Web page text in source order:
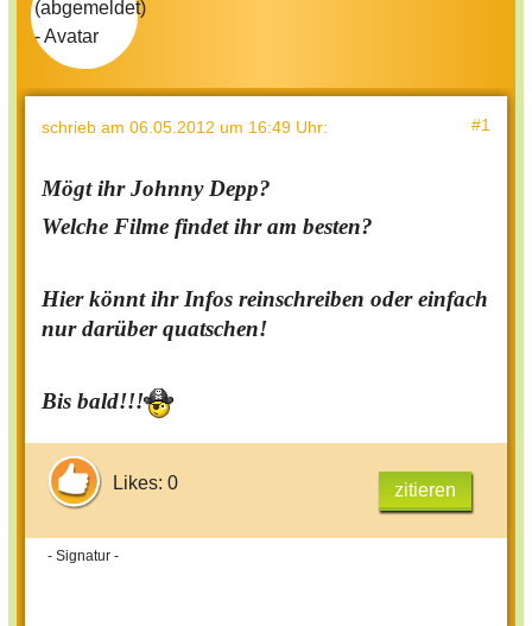
schrieb am 06.05.2012 um 16:49 Uhr: #1
Mögt ihr Johnny Depp?
Welche Filme findet ihr am besten?
Hier könnt ihr Infos reinschreiben oder einfach
nur darüber quatschen!
Bis bald!!!
Likes: 0 zitieren
- Signatur -